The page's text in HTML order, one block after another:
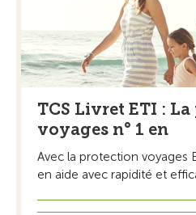
TCS Livret ETI :
voyages n° 1 en
Avec la protection voyages
en aide avec rapidité et